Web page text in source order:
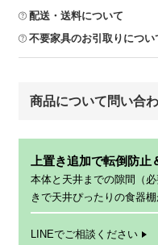
配送・送料について
不要家具のお引取りについ
商品について問い合
上置き追加で転倒防止
本体と天井までの隙間（
きで天井ぴったりの食器棚
LINEでご相談ください